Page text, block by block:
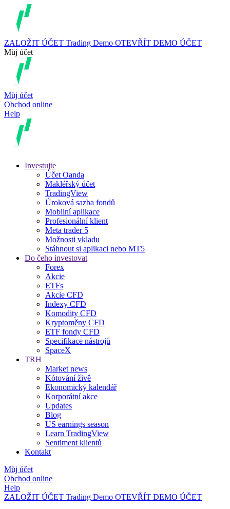
ZALOŽIT ÚČET Trading Demo OTEVŘÍT DEMO ÚČET
Můj účet
Můj účet
Obchod online
Help
Investujte
Účet Oanda
Makléřský účet
TradingView
Úroková sazba fondů
Mobilní aplikace
Profesionální klient
Meta trader 5
Možnosti vkladu
Stáhnout si aplikaci nebo MT5
Do čeho investovat
Forex
Akcie
ETFs
Akcie CFD
Indexy CFD
Komodity CFD
Kryptoměny CFD
ETF fondy CFD
Specifikace nástrojů
SpaceX
TRH
Market news
Kótování živě
Ekonomický kalendář
Korporátní akce
Updates
Blog
US earnings season
Learn TradingView
Sentiment klientů
Kontakt
Můj účet
Obchod online
Help
ZALOŽIT ÚČET Trading Demo OTEVŘÍT DEMO ÚČET